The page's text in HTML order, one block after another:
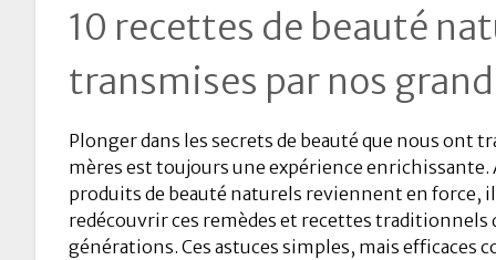
10 recettes de beauté
transmises par nos
Plonger dans les secrets de beauté que nous ont
mères est toujours une expérience enrichissante.
produits de beauté naturels reviennent en force,
redécouvrir ces remèdes et recettes traditionnels
générations. Ces astuces simples, mais efficaces